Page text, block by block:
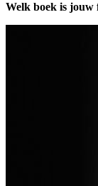
Welk boek is